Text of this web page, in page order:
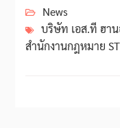
News
บริษัท เอส.ที ฮา
สำนักงานกฎหมาย